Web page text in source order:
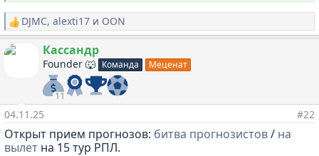
Р
е
а
:
DJMC, alexti17 и OON
Кассандр
Founder 🐺 Команда Меценат
11
04.11.25 #22
Открыт прием прогнозов: битва прогнозистов/ на
вылет на 15 тур РПЛ.